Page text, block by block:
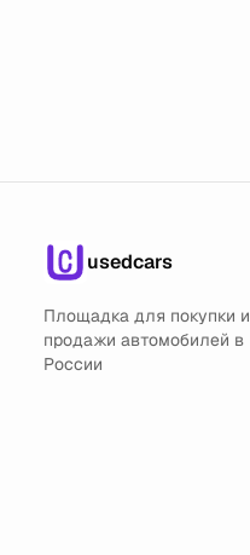
usedcars
Площадка для покупки и
продажи автомобилей в
России